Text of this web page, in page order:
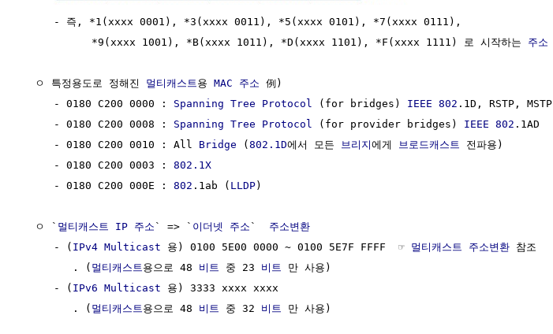
     - 즉, *1(xxxx 0001), *3(xxxx 0011), *5(xxxx 0101), *7(xxxx 0111),
           *9(xxxx 1001), *B(xxxx 1011), *D(xxxx 1101), *F(xxxx 1111) 로 시작하는
주소
  ㅇ 특정용도로 정해진
멀티캐스트 용 MAC 주소 例)
     - 0180 C200 0000 :
Spanning Tree Protocol (for bridges) IEEE 802 .1D, RSTP, MSTP
     - 0180 C200 0008 :
Spanning Tree Protocol (for provider bridges) IEEE 802 .1AD
     - 0180 C200 0010 : All
Bridge ( 802.1D에서 모든 브리지에게 브로드캐스트
전파용)
     - 0180 C200 0003 :
802.1X
     - 0180 C200 000E :
802 .1ab ( LLDP)
  ㅇ `
멀티캐스트 IP 주소 ` => ` 이더넷 주소 ` 주소변환
     - (
IPv4 Multicast 용) 0100 5E00 0000 ~ 0100 5E7F FFFF  ☞ 멀티캐스트 주소변환 참조
        . (
멀티캐스트 용으로 48 비트 중 23 비트
만 사용)
     - (
IPv6 Multicast 용) 3333 xxxx xxxx
        . (
멀티캐스트 용으로 48 비트 중 32 비트 만 사용)